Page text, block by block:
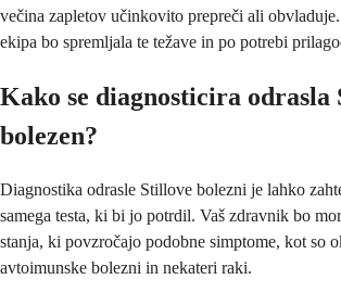
večina zapletov učinkovito prepreči ali obvladuje.
ekipa bo spremljala te težave in po potrebi
Kako se diagnosticira odrasla
bolezen?
Diagnostika odrasle Stillove bolezni je lahko
samega testa, ki bi jo potrdil. Vaš zdravnik bo
stanja, ki povzročajo podobne simptome, kot so
avtoimunske bolezni in nekateri raki.